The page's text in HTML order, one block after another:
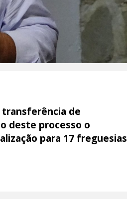
transferência de
deste processo o
para 17 freguesias